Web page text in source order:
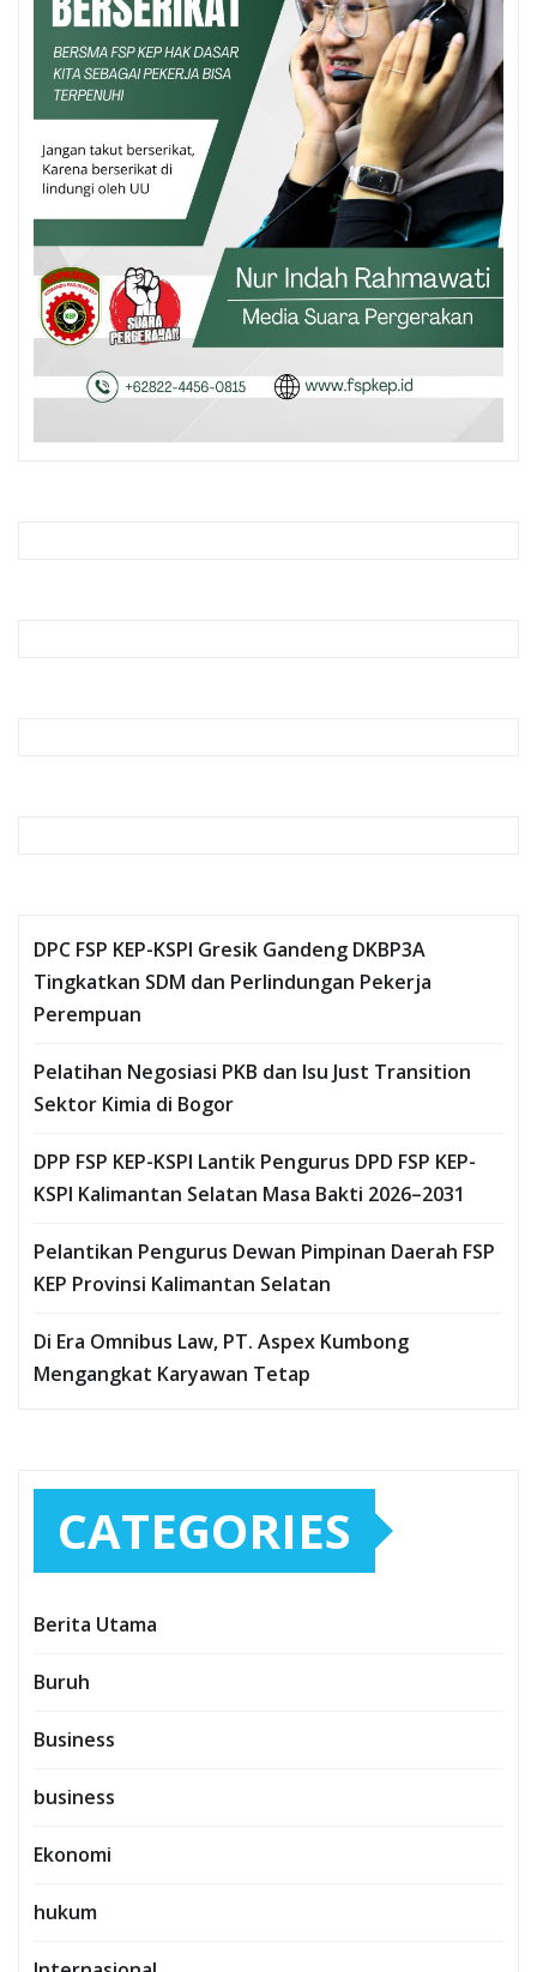
DPC FSP KEP-KSPI Gresik Gandeng DKBP3A
Tingkatkan SDM dan Perlindungan Pekerja
Perempuan
Pelatihan Negosiasi PKB dan Isu Just Transition
Sektor Kimia di Bogor
DPP FSP KEP-KSPI Lantik Pengurus DPD FSP KEP-
KSPI Kalimantan Selatan Masa Bakti 2026–2031
Pelantikan Pengurus Dewan Pimpinan Daerah FSP
KEP Provinsi Kalimantan Selatan
Di Era Omnibus Law, PT. Aspex Kumbong
Mengangkat Karyawan Tetap
CATEGORIES
Berita Utama
Buruh
Business
business
Ekonomi
hukum